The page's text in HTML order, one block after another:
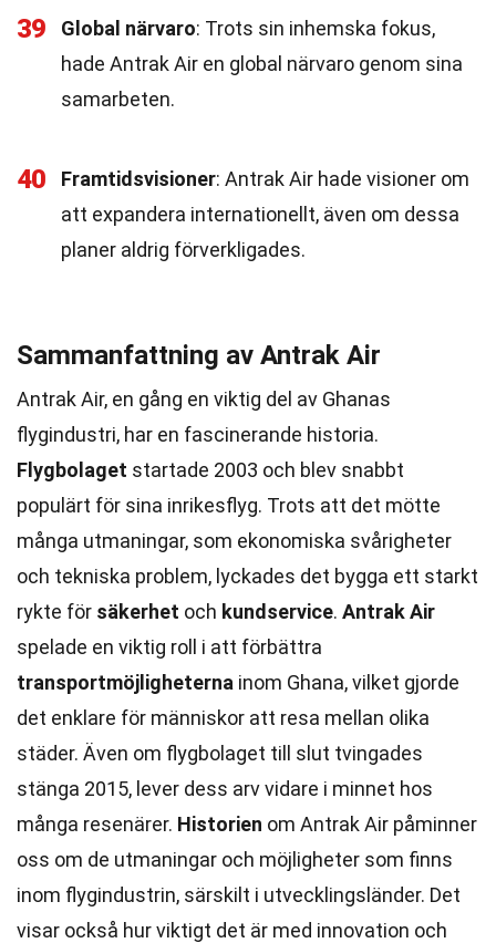
39 Global närvaro: Trots sin inhemska fokus,
hade Antrak Air en global närvaro genom sina
samarbeten.
40 Framtidsvisioner: Antrak Air hade visioner om
att expandera internationellt, även om dessa
planer aldrig förverkligades.
Sammanfattning av Antrak Air
Antrak Air, en gång en viktig del av Ghanas
flygindustri, har en fascinerande historia.
Flygbolaget startade 2003 och blev snabbt
populärt för sina inrikesflyg. Trots att det mötte
många utmaningar, som ekonomiska svårigheter
och tekniska problem, lyckades det bygga ett starkt
rykte för säkerhet och kundservice. Antrak Air
spelade en viktig roll i att förbättra
transportmöjligheterna inom Ghana, vilket gjorde
det enklare för människor att resa mellan olika
städer. Även om flygbolaget till slut tvingades
stänga 2015, lever dess arv vidare i minnet hos
många resenärer. Historien om Antrak Air påminner
oss om de utmaningar och möjligheter som finns
inom flygindustrin, särskilt i utvecklingsländer. Det
visar också hur viktigt det är med innovation och